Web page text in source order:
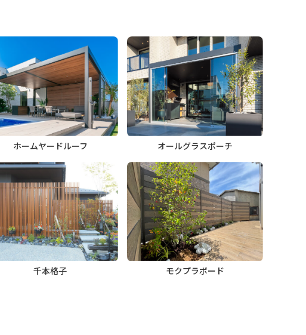
ホームヤードルーフ オールグラスポーチ
千本格子 モクプラボード